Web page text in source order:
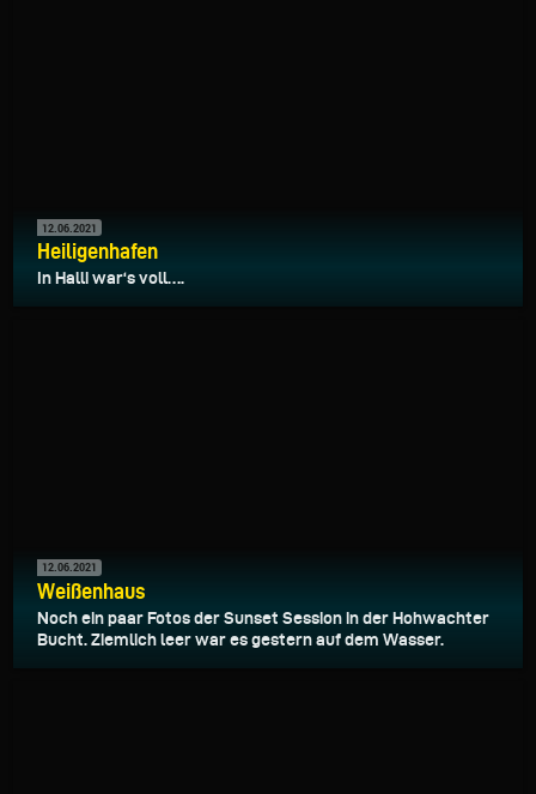
12.06.2021
Heiligenhafen
In Halli war‘s voll….
12.06.2021
Weißenhaus
Noch ein paar Fotos der Sunset Session in der Hohwachter
Bucht. Ziemlich leer war es gestern auf dem Wasser.